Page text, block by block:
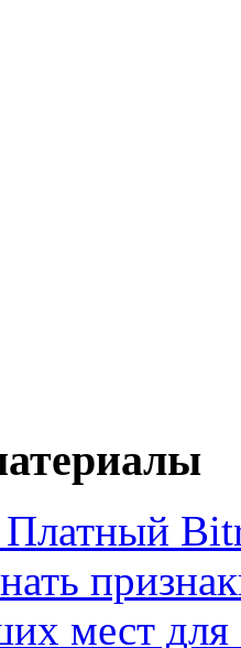
мест для